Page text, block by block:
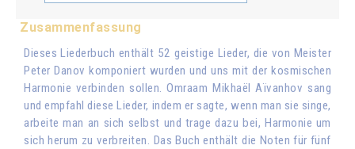
Zusammenfassung
Dieses Liederbuch enthält 52 geistige Lieder, die von Meister
Peter Danov komponiert wurden und uns mit der kosmischen
Harmonie verbinden sollen. Omraam Mikhaël Aïvanhov sang
und empfahl diese Lieder, indem er sagte, wenn man sie singe,
arbeite man an sich selbst und trage dazu bei, Harmonie um
sich herum zu verbreiten. Das Buch enthält die Noten für fünf